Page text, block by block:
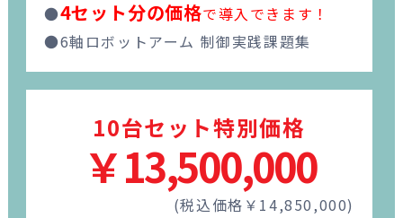
●4セット分の価格で導入できます！
●6軸ロボットアーム 制御実践課題集
10台セット特別価格
￥13,500,000
(税込価格￥14,850,000)